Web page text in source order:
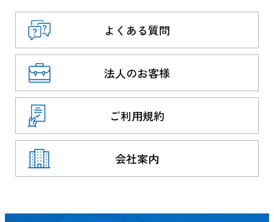
よくある質問
法人のお客様
ご利用規約
会社案内